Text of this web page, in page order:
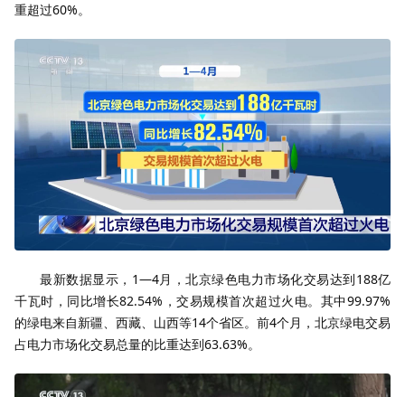
重超过60%。
最新数据显示，1—4月，北京绿色电力市场化交易达到188亿
千瓦时，同比增长82.54%，交易规模首次超过火电。其中99.97%
的绿电来自新疆、西藏、山西等14个省区。前4个月，北京绿电交易
占电力市场化交易总量的比重达到63.63%。